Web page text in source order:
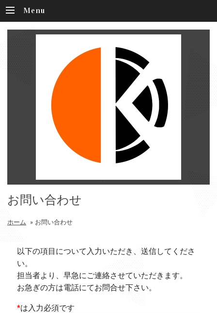
Menu
お問い合わせ
ホーム » お問い合わせ
以下の項目について入力いただき、送信してくださ
い。
担当者より、早急にご連絡させていただきます。
お急ぎの方は電話にてお問合せ下さい。
*は入力必須です